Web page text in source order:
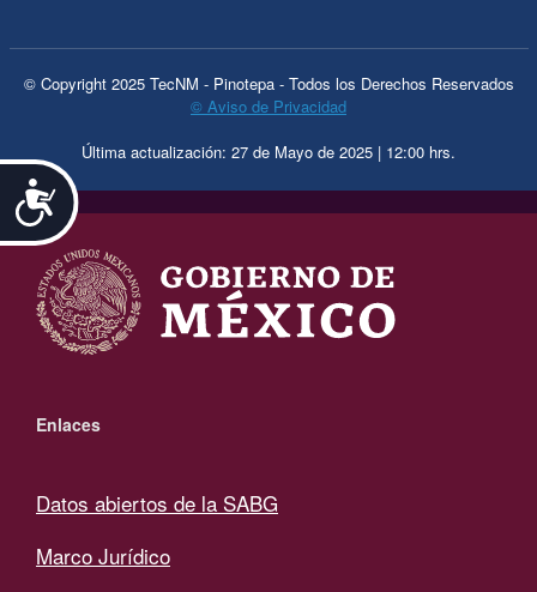
Accesibilidad
© Copyright 2025 TecNM - Pinotepa - Todos los Derechos Reservados
© Aviso de Privacidad
Última actualización: 27 de Mayo de 2025 | 12:00 hrs.
Enlaces
Datos abiertos de la SABG
Marco Jurídico